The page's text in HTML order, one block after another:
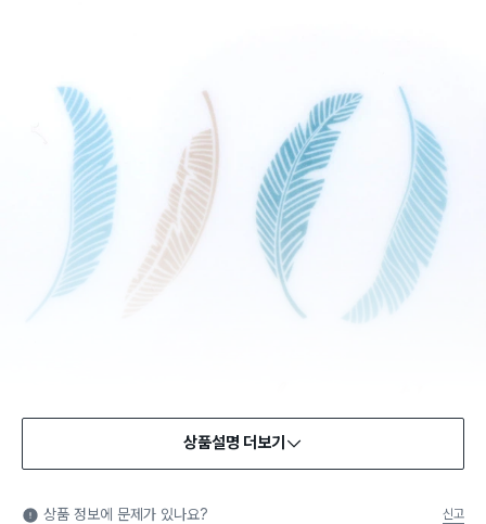
상품설명 더보기
상품 정보에 문제가 있나요? 신고